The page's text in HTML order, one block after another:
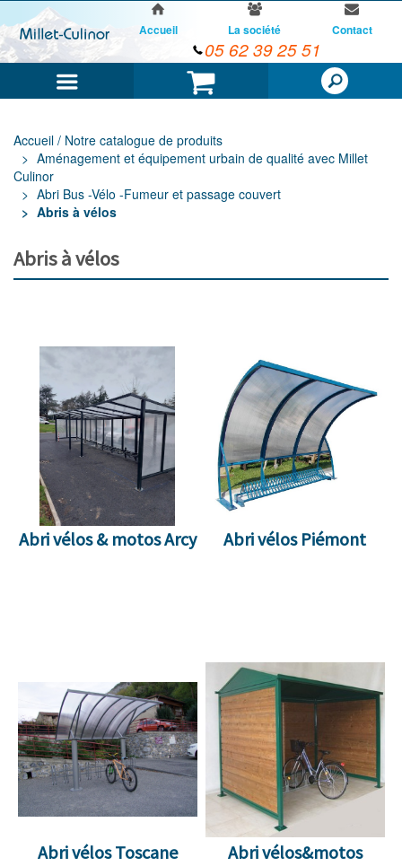
Panier
Accueil La société Contact
05 62 39 25 51
Accueil / Notre catalogue de produits
Aménagement et équipement urbain de qualité avec Millet
Culinor
Abri Bus -Vélo -Fumeur et passage couvert
Abris à vélos
Abris à vélos
Abri vélos & motos Arcy Abri vélos Piémont
Abri vélos Toscane
Abri vélos&motos